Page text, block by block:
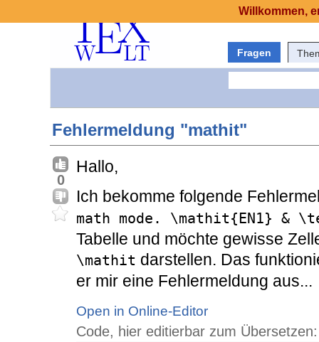
Fragen
Fehlermeldung "mathit"
0
Hallo,
Ich bekomme folgende
math mode. \mathit{EN1} &
Tabelle und möchte gewisse
\mathit darstellen. Das
er mir eine Fehlermeldung aus...
Open in Online-Editor
Code, hier editierbar zum Übersetzen:
Willkommen,